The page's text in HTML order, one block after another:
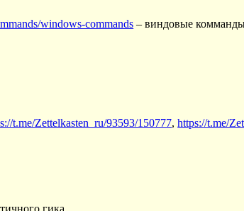
windows-commands – виндовые
t.me/Zettelkasten_ru/93593/150777,https://t.me/
гика